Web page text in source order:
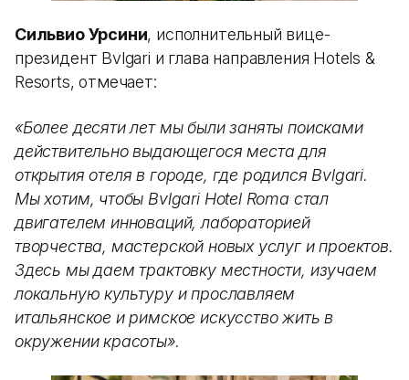
Сильвио Урсини, исполнительный вице-
президент Bvlgari и глава направления Hotels &
Resorts, отмечает:
«Более десяти лет мы были заняты поисками
действительно выдающегося места для
открытия отеля в городе, где родился Bvlgari.
Мы хотим, чтобы Bvlgari Hotel Roma стал
двигателем инноваций, лабораторией
творчества, мастерской новых услуг и проектов.
Здесь мы даем трактовку местности, изучаем
локальную культуру и прославляем
итальянское и римское искусство жить в
окружении красоты».